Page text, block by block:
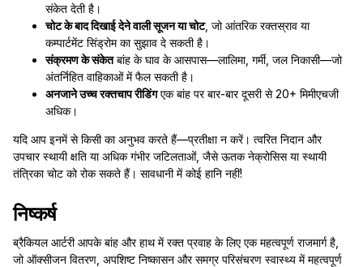
संकेत देती है।
चोट के बाद दिखाई देने वाली सूजन या चोट, जो आंतरिक रक्तस्राव या
कम्पार्टमेंट सिंड्रोम का सुझाव दे सकती है।
संक्रमण के संकेतबांह के घाव के आसपास—लालिमा, गर्मी, जल निकासी—जो
अंतर्निहित वाहिकाओं में फैल सकती है।
अनजाने उच्च रक्तचाप रीडिंगएक बांह पर बार-बार दूसरी से 20+ मिमीएचजी
अधिक।
यदि आप इनमें से किसी का अनुभव करते हैं—प्रतीक्षा न करें। त्वरित निदान और
उपचार स्थायी क्षति या अधिक गंभीर जटिलताओं, जैसे ऊतक नेक्रोसिस या स्थायी
तंत्रिका चोट को रोक सकते हैं। सावधानी में कोई हानि नहीं!
निष्कर्ष
ब्रैकियल आर्टरी आपके बांह और हाथ में रक्त प्रवाह के लिए एक महत्वपूर्ण राजमार्ग है,
जो ऑक्सीजन वितरण, अपशिष्ट निष्कासन और समग्र परिसंचरण स्वास्थ्य में महत्वपूर्ण